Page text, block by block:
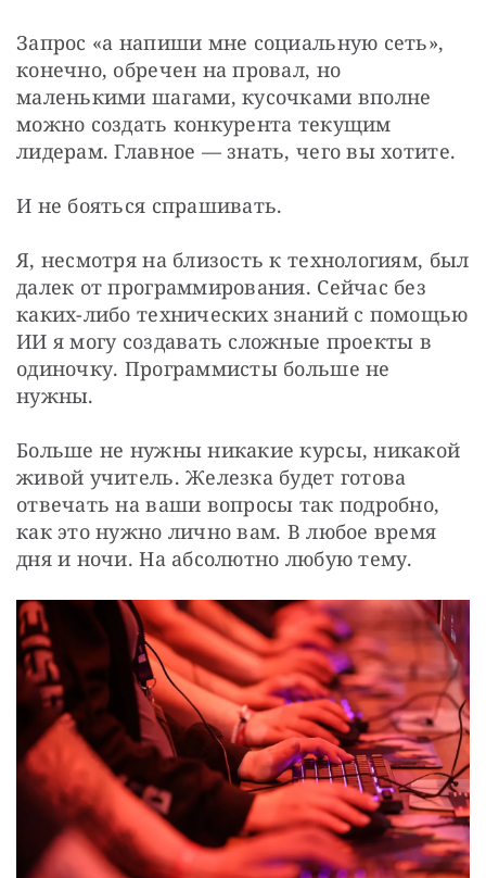
Запрос «а напиши мне социальную сеть»,
конечно, обречен на провал, но
маленькими шагами, кусочками вполне
можно создать конкурента текущим
лидерам. Главное — знать, чего вы хотите.
И не бояться спрашивать.
Я, несмотря на близость к технологиям, был
далек от программирования. Сейчас без
каких-либо технических знаний с помощью
ИИ я могу создавать сложные проекты в
одиночку. Программисты больше не
нужны.
Больше не нужны никакие курсы, никакой
живой учитель. Железка будет готова
отвечать на ваши вопросы так подробно,
как это нужно лично вам. В любое время
дня и ночи. На абсолютно любую тему.